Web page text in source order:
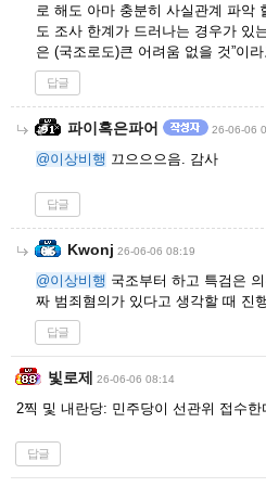
로 해도 아마 충분히 사실관계 파악
도 조사 한계가 드러나는 경우가 있
은 (국조로도)큰 어려움 없을 것”이라
답글
파이혹은파어 26-06-06
@이상비행 끄으으으음. 감사
답글
Kwonj 26-06-06 08:19
@이상비행 국조부터 하고 특검은
짜 범죄혐의가 있다고 생각할 때 진
답글
빛로제 26-06-06 08:14
2찍 및 내란당: 민주당이 선관위 접수한
답글